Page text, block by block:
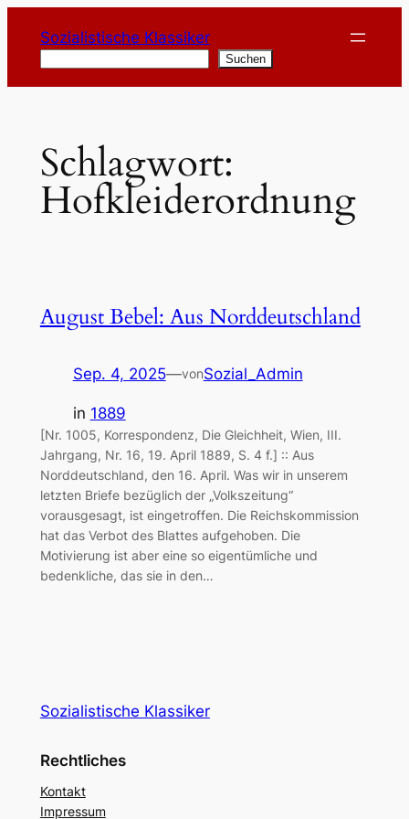
Inhalt
springen
Sozialistische Klassiker
Suchen
Schlagwort:
Hofkleiderordnung
August Bebel: Aus Norddeutschland
Sep. 4, 2025—vonSozial_Admin
in 1889
[Nr. 1005, Korrespondenz, Die Gleichheit, Wien, III.
Jahrgang, Nr. 16, 19. April 1889, S. 4 f.] :: Aus
Norddeutschland, den 16. April. Was wir in unserem
letzten Briefe bezüglich der „Volkszeitung“
vorausgesagt, ist eingetroffen. Die Reichskommission
hat das Verbot des Blattes aufgehoben. Die
Motivierung ist aber eine so eigentümliche und
bedenkliche, das sie in den…
Sozialistische Klassiker
Rechtliches
Kontakt
Impressum